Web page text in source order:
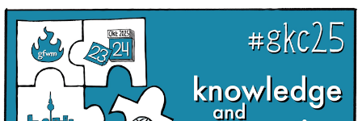
Zum
Haupt-
Inhalt
springen